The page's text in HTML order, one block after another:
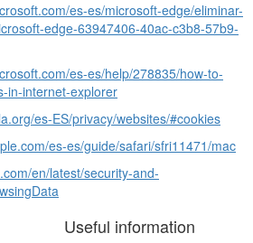
es-es/microsoft-edge/eliminar-
edge-63947406-40ac-c3b8-57b9-
es-es/help/278835/how-to-
in-internet-explorer
es-ES/privacy/websites/#cookies
es-es/guide/safari/sfri11471/mac
en/latest/security-and-
Useful information